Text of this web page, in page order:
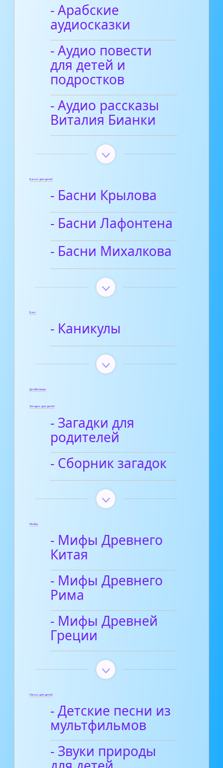
- Арабские
аудиосказки
- Аудио повести
для детей и
подростков
- Аудио рассказы
Виталия Бианки
Басни для детей
- Басни Крылова
- Басни Лафонтена
- Басни Михалкова
Блог
- Каникулы
Диафильмы
Загадки для детей
- Загадки для
родителей
- Сборник загадок
Мифы
- Мифы Древнего
Китая
- Мифы Древнего
Рима
- Мифы Древней
Греции
Песни для детей
- Детские песни из
мультфильмов
- Звуки природы